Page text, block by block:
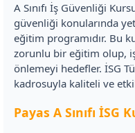
A Sınıfı İş Güvenliği
güvenliği konularında
eğitim programıdır. Bu
zorunlu bir eğitim olup, iş
önlemeyi hedefler. İSG
kadrosuyla kaliteli ve
Payas A Sınıfı İSG